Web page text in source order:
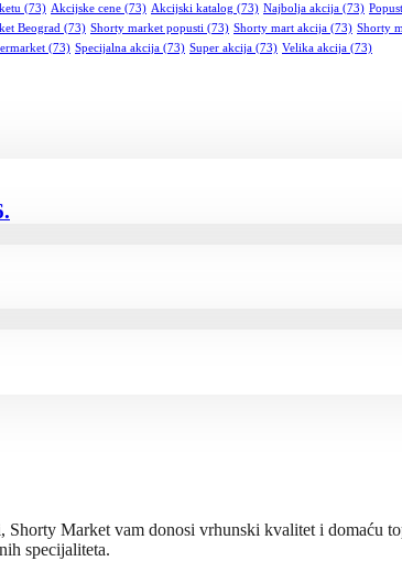
(73) Akcijske cene (73) Akcijski katalog (73) Najbolja akcija (73)
Beograd (73) Shorty market popusti (73) Shorty mart akcija (73) Shorty
(73) Specijalna akcija (73) Super akcija (73) Velika akcija (73)
Market vam donosi vrhunski kvalitet i domaću
specijaliteta.